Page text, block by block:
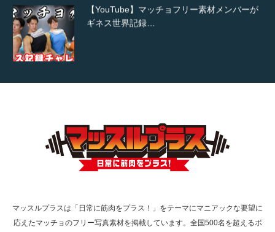
【YouTube】マッチョフリー素材メンバーが
ギネス世界記録…
【TV】TBS番組「ひるおび」にてマッスルプ
TOKYO FMラジオ番組「ONE MORNING」
で紹介さ…
マッスルプラスは「日常に筋肉をプラス！」をテーマにマニアックな要望に
応えたマッチョのフリー写真素材を掲載しています。全国500名を超えるボ